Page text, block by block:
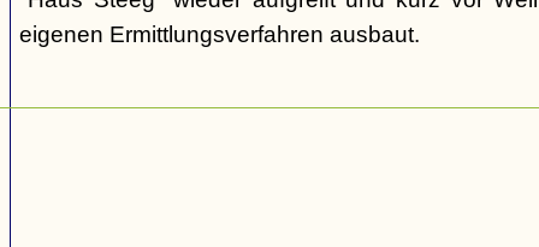
eigenen Ermittlungsverfahren ausbaut.